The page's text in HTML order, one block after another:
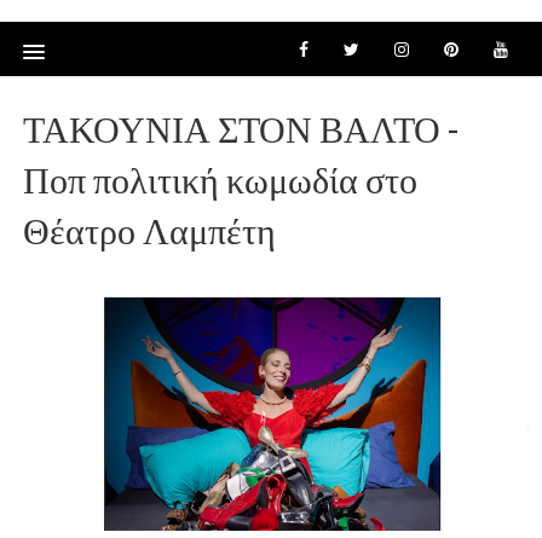
ΤΑΚΟΥΝΙΑ ΣΤΟΝ ΒΑΛΤΟ -
Ποπ πολιτική κωμωδία στο
Θέατρο Λαμπέτη